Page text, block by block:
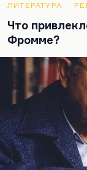
принадлежал.
языку. Можно
культурной
немецки, и
После такой
будет…
ЛИТЕРАТУРА
Что
Фромме?